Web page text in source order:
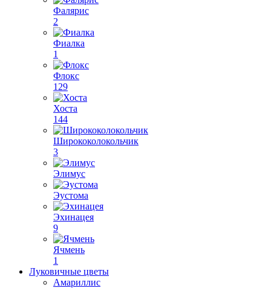
Фалярис
2
Фиалка
1
Флокс
129
Хоста
144
Ширококолокольчик
3
Элимус
Эустома
Эхинацея
9
Ячмень
1
Луковичные цветы
Амариллис